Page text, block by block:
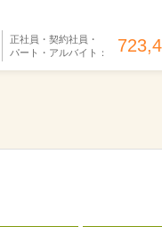
正社員・契約社員・
パート・アルバイト：